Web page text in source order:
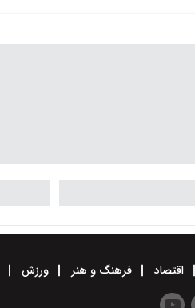
اقتصاد فرهنگ و هنر ورزش